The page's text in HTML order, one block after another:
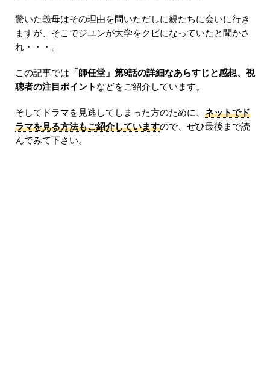
驚いた義母はその理由を問いただしに親たちに会いに行き
ますが、そこでジユンが大学をクビになっていたと聞かさ
れ・・・。
この記事では 「師任堂」第9話の詳細なあらすじと感想、視
聴者の注目ポイント などをご紹介しています。
そしてドラマを見逃してしまった方のために、 ネットでド
ラマを見る方法もご紹介していますので、ぜひ最後まで読
んでみて下さい。